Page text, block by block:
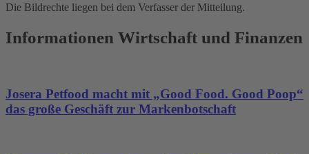
Die Bildrechte liegen bei dem Verfasser der Mitteilung.
Informationen Wirtschaft und Finanzen
Josera Petfood macht mit „Good Food. Good Poop“
das große Geschäft zur Markenbotschaft